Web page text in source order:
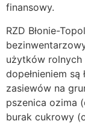
finansowy.
RZD Błonie-
użytków rolnych
dopełnieniem
zasiewów na
pszenica ozima
burak cukrowy